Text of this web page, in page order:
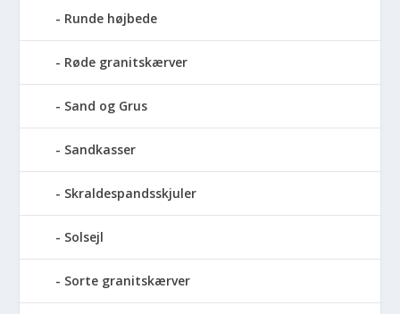
Runde højbede
Røde granitskærver
Sand og Grus
Sandkasser
Skraldespandsskjuler
Solsejl
Sorte granitskærver